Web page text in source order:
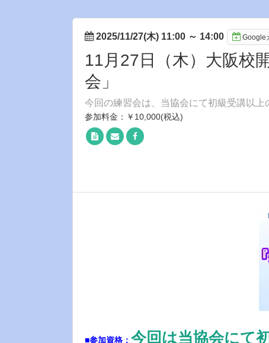
2025/11/27(木) 11:00 ～ 14:00 Google
11月27日（木）大阪校
会」
今回の練習会は、当協会にて初級受講以
参加料金：￥10,000(税込)
■参加資格： 今回は当協会にて